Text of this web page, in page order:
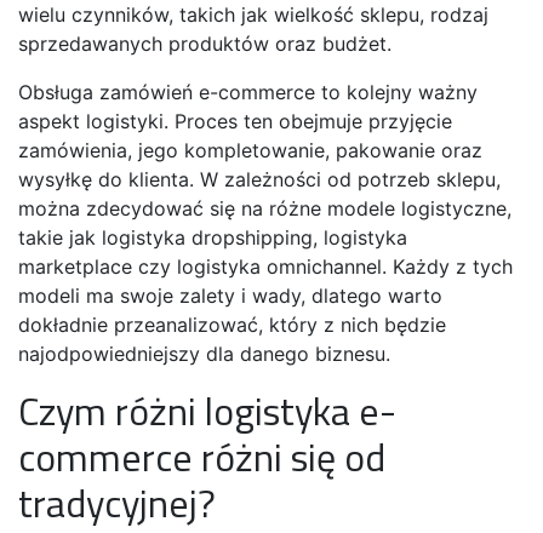
wielu czynników, takich jak wielkość sklepu, rodzaj
sprzedawanych produktów oraz budżet.
Obsługa zamówień e-commerce to kolejny ważny
aspekt logistyki. Proces ten obejmuje przyjęcie
zamówienia, jego kompletowanie, pakowanie oraz
wysyłkę do klienta. W zależności od potrzeb sklepu,
można zdecydować się na różne modele logistyczne,
takie jak logistyka dropshipping, logistyka
marketplace czy logistyka omnichannel. Każdy z tych
modeli ma swoje zalety i wady, dlatego warto
dokładnie przeanalizować, który z nich będzie
najodpowiedniejszy dla danego biznesu.
Czym różni logistyka e-
commerce różni się od
tradycyjnej?